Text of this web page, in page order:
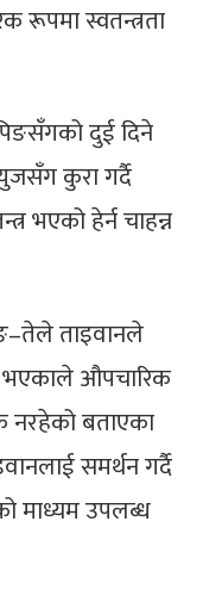
रूपमा स्वतन्त्रता
दुई दिने
कुरा गर्दै
भएको हेर्न चाहन्न
ताइवानले
भएकाले औपचारिक
नरहेको बताएका
समर्थन गर्दै
माध्यम उपलब्ध